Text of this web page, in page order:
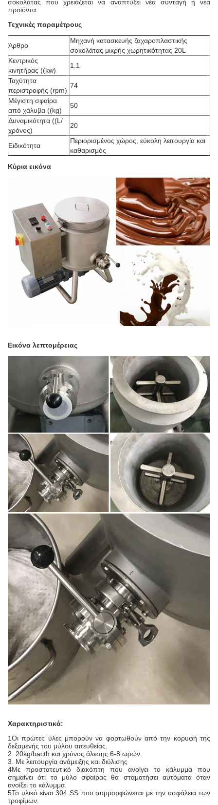
σοκολάτας που χρειάζεται να αναπτύξει νέα συνταγή ή νέα
προϊόντα.
Τεχνικές παραμέτρους
Άρθρο
Μηχανή κατασκευής ζαχαροπλαστικής
σοκολάτας μικρής χωρητικότητας 20L
Κεντρικός
κινητήρας ((kw)
1.1
Ταχύτητα
περιστροφής (rpm)
74
Μέγιστη σφαίρα
από χάλυβα ((kg)
50
Δυναμικότητα ((L/
χρόνος)
20
Ειδικότητα
Περιορισμένος χώρος, εύκολη λειτουργία και
καθαρισμός
Κύρια εικόνα
Εικόνα λεπτομέρειας
Χαρακτηριστικά:
1Οι πρώτες ύλες μπορούν να φορτωθούν από την κορυφή της
δεξαμενής του μύλου απευθείας.
2. 20kg/bacth και χρόνος άλεσης 6-8 ωρών.
3. Με λειτουργία ανάμειξης και διύλισης
4Με προστατευτικό διακόπτη που ανοίγει το κάλυμμα που
σημαίνει ότι το μύλο σφαίρας θα σταματήσει αυτόματα όταν
ανοίξει το κάλυμμα.
5Το υλικό είναι 304 SS που συμμορφώνεται με την ασφάλεια των
τροφίμων.